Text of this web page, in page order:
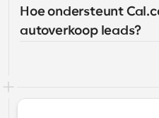
Hoe ondersteunt
autoverkoop leads?